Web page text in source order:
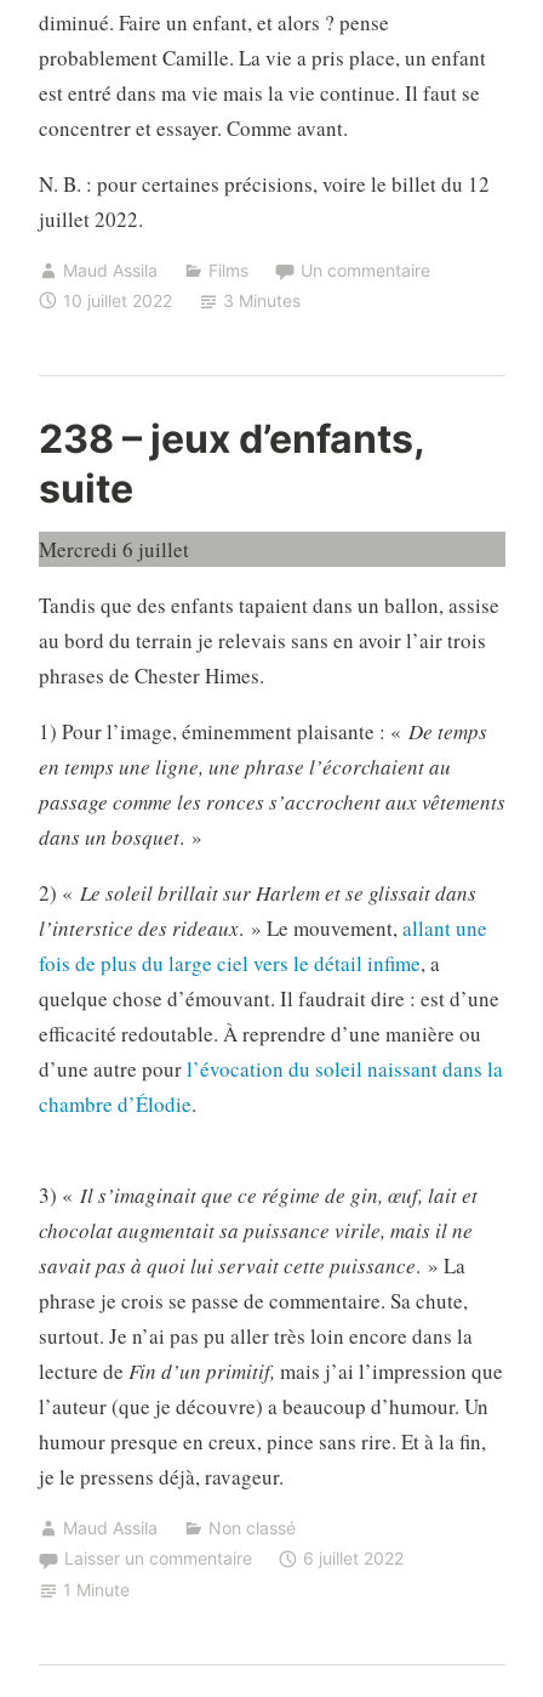
diminué. Faire un enfant, et alors ? pense
probablement Camille. La vie a pris place, un enfant
est entré dans ma vie mais la vie continue. Il faut se
concentrer et essayer. Comme avant.
N. B. : pour certaines précisions, voire le billet du 12
juillet 2022.
Maud Assila Films
Un commentaire
10 juillet 2022
3 Minutes
238 – jeux d’enfants,
suite
Mercredi 6 juillet
Tandis que des enfants tapaient dans un ballon, assise
au bord du terrain je relevais sans en avoir l’air trois
phrases de Chester Himes.
1) Pour l’image, éminemment plaisante : « De temps
en temps une ligne, une phrase l’écorchaient au
passage comme les ronces s’accrochent aux vêtements
dans un bosquet. »
2) « Le soleil brillait sur Harlem et se glissait dans
l’interstice des rideaux. » Le mouvement,allant une
fois de plus du large ciel vers le détail infime, a
quelque chose d’émouvant. Il faudrait dire : est d’une
efficacité redoutable. À reprendre d’une manière ou
d’une autre pourl’évocation du soleil naissant dans la
chambre d’Élodie.
3) « Il s’imaginait que ce régime de gin, œuf, lait et
chocolat augmentait sa puissance virile, mais il ne
savait pas à quoi lui servait cette puissance. » La
phrase je crois se passe de commentaire. Sa chute,
surtout. Je n’ai pas pu aller très loin encore dans la
lecture de Fin d’un primitif, mais j’ai l’impression que
l’auteur (que je découvre) a beaucoup d’humour. Un
humour presque en creux, pince sans rire. Et à la fin,
je le pressens déjà, ravageur.
Maud Assila
Non classé
Laisser un commentaire
6 juillet 2022
1 Minute